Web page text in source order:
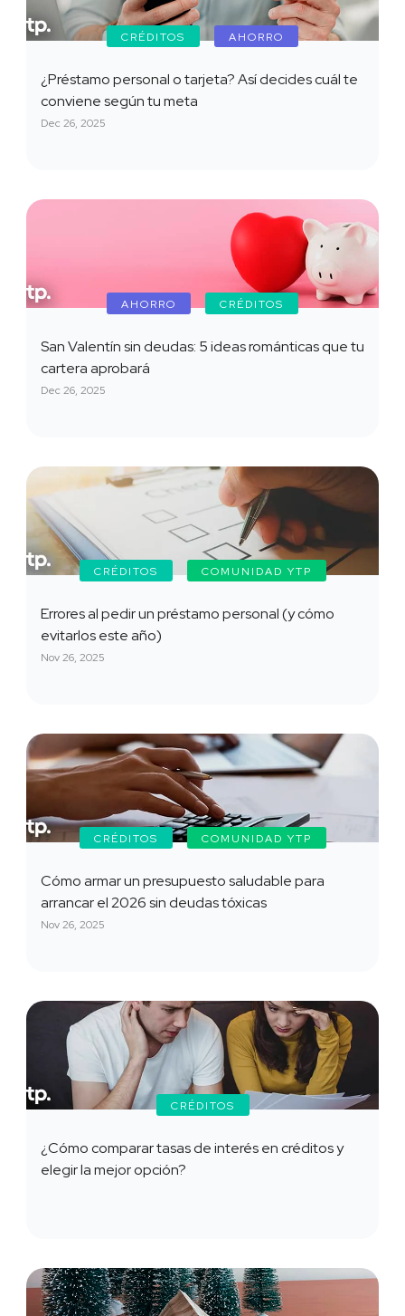
CRÉDITOS AHORRO
¿Préstamo personal o tarjeta? Así decides cuál te
conviene según tu meta
Dec 26, 2025
AHORRO CRÉDITOS
San Valentín sin deudas: 5 ideas románticas que tu
cartera aprobará
Dec 26, 2025
CRÉDITOS COMUNIDAD YTP
Errores al pedir un préstamo personal (y cómo
evitarlos este año)
Nov 26, 2025
CRÉDITOS COMUNIDAD YTP
Cómo armar un presupuesto saludable para
arrancar el 2026 sin deudas tóxicas
Nov 26, 2025
CRÉDITOS
¿Cómo comparar tasas de interés en créditos y
elegir la mejor opción?